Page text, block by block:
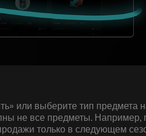
или выберите тип предмета
не все предметы. Например,
только в следующем